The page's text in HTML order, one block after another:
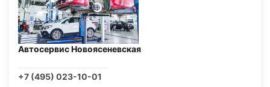
Автосервис Новоясеневская
+7 (495) 023-10-01